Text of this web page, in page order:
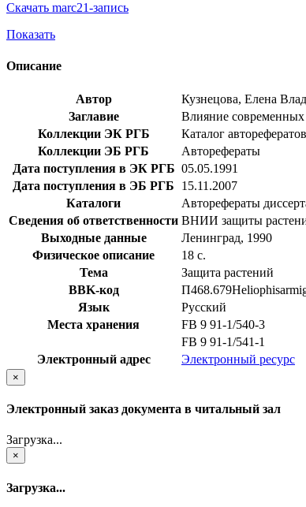
Скачать marc21-запись
Показать
Описание
Автор
Кузнецова, Елена
Заглавие
Влияние современных
Коллекции ЭК РГБ
Каталог
Коллекции ЭБ РГБ
Авторефераты
Дата поступления в ЭК РГБ 05.05.1991
Дата поступления в ЭБ РГБ
15.11.2007
Каталоги
Авторефераты
Сведения об ответственности ВНИИ защиты
Выходные данные
Ленинград, 1990
Физическое описание
18 с.
Тема
Защита растений
BBK-код
Язык
Русский
Места хранения
FB 9 91-1/540-3
FB 9 91-1/541-1
Электронный адрес
Электронный ресурс
×
Электронный заказ документа в читальный зал
Загрузка...
×
Загрузка...